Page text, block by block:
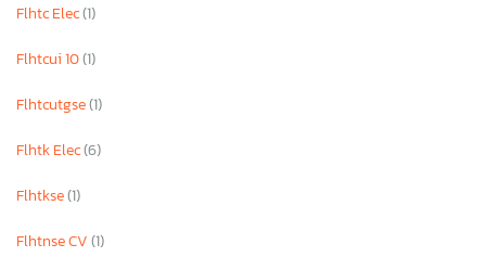
Flhtc Elec(1)
Flhtcui 10(1)
Flhtcutgse(1)
Flhtk Elec(6)
Flhtkse(1)
Flhtnse CV(1)